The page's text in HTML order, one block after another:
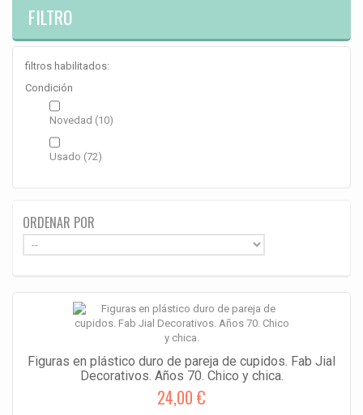
FILTRO
filtros habilitados:
Condición
Novedad (10)
Usado (72)
ORDENAR POR
Figuras en plástico duro de pareja de cupidos. Fab Jial
Decorativos. Años 70. Chico y chica.
24,00 €